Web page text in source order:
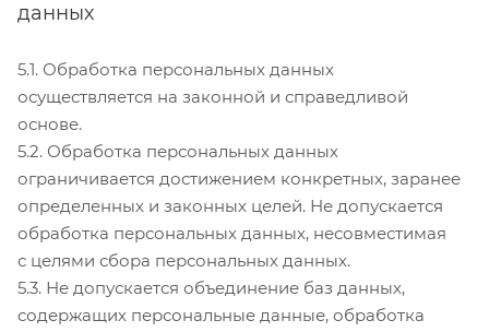
данных
5.1. Обработка персональных данных
осуществляется на законной и справедливой
основе.
5.2. Обработка персональных данных
ограничивается достижением конкретных, заранее
определенных и законных целей. Не допускается
обработка персональных данных, несовместимая
с целями сбора персональных данных.
5.3. Не допускается объединение баз данных,
содержащих персональные данные, обработка